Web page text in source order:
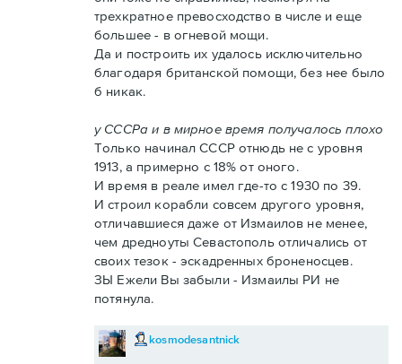
трехкратное превосходство в числе и еще
большее - в огневой мощи.
Да и построить их удалось исключительно
благодаря британской помощи, без нее было
б никак.
у СССРа и в мирное время получалось плохо
Только начинал СССР отнюдь не с уровня
1913, а примерно с 18% от оного.
И время в реале имел где-то с 1930 по 39.
И строил корабли совсем другого уровня,
отличавшиеся даже от Измаилов не менее,
чем дредноуты Севастополь отличались от
своих тезок - эскадренных броненосцев.
ЗЫ Ежели Вы забыли - Измаилы РИ не
потянула.
kosmodesantnick